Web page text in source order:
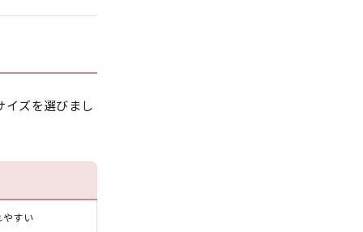
イズを選びまし
やすい